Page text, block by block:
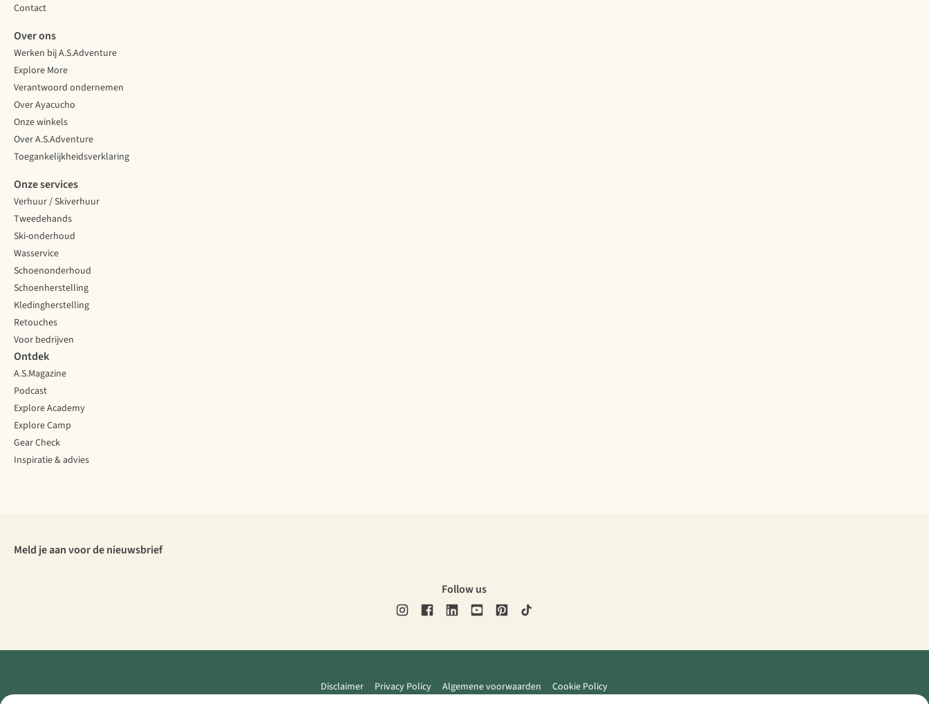
Contact
Over ons
Werken bij A.S.Adventure
Explore More
Verantwoord ondernemen
Over Ayacucho
Onze winkels
Over A.S.Adventure
Toegankelijkheidsverklaring
Onze services
Verhuur / Skiverhuur
Tweedehands
Ski-onderhoud
Wasservice
Schoenonderhoud
Schoenherstelling
Kledingherstelling
Retouches
Voor bedrijven
Ontdek
A.S.Magazine
Podcast
Explore Academy
Explore Camp
Gear Check
Inspiratie & advies
Meld je aan voor de nieuwsbrief
Follow us
Disclaimer Privacy Policy Algemene voorwaarden Cookie Policy